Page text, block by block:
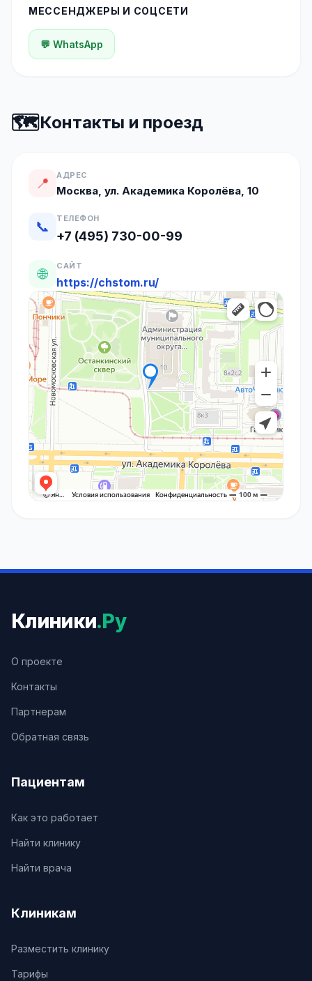
МЕССЕНДЖЕРЫ И СОЦСЕТИ
💬 WhatsApp
🗺️Контакты и проезд
📍 АДРЕС
Москва, ул. Академика Королёва, 10
📞 ТЕЛЕФОН
+7 (495) 730-00-99
🌐 САЙТ
https://chstom.ru/
Клиники.Ру
О проекте
Контакты
Партнерам
Обратная связь
Пациентам
Как это работает
Найти клинику
Найти врача
Клиникам
Разместить клинику
Тарифы